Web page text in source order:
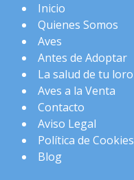
Inicio
Quienes Somos
Aves
Antes de Adoptar
La salud de tu loro
Aves a la Venta
Contacto
Aviso Legal
Política de Cookies
Blog